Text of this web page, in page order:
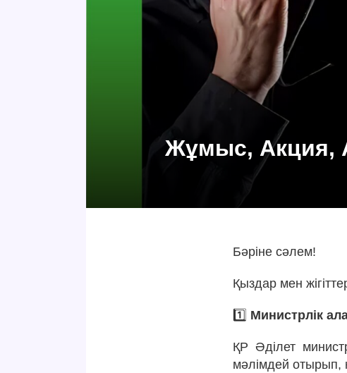
Жұмыс, Акция,
Бәріне сәлем!
Қыздар мен
1️⃣ Министрлік
ҚР Әділет
мәлімдей отырып,